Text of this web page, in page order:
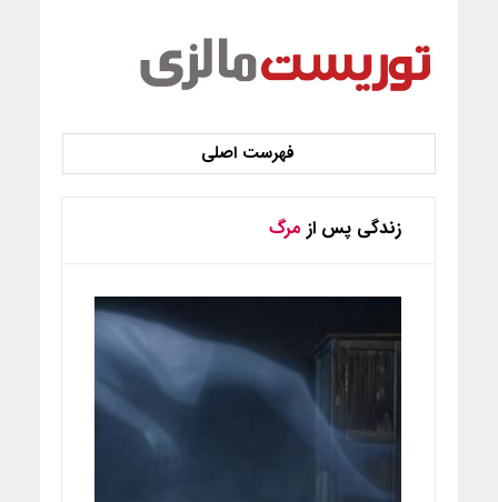
زندگی پس از مرگ